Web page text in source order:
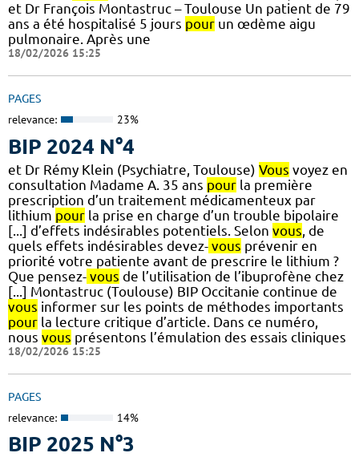
et Dr François Montastruc – Toulouse Un patient de 79
ans a été hospitalisé 5 jours pour un œdème aigu
pulmonaire. Après une
18/02/2026 15:25
PAGES
relevance: 23%
BIP 2024 N°4
et Dr Rémy Klein (Psychiatre, Toulouse) Vous voyez en
consultation Madame A. 35 ans pour la première
prescription d’un traitement médicamenteux par
lithium pour la prise en charge d’un trouble bipolaire
[...] d’effets indésirables potentiels. Selon vous , de
quels effets indésirables devez- vous prévenir en
priorité votre patiente avant de prescrire le lithium ?
Que pensez- vous de l’utilisation de l’ibuprofène chez
[...] Montastruc (Toulouse) BIP Occitanie continue de
vous informer sur les points de méthodes importants
pour la lecture critique d’article. Dans ce numéro,
nous vous présentons l’émulation des essais cliniques
18/02/2026 15:25
PAGES
relevance: 14%
BIP 2025 N°3